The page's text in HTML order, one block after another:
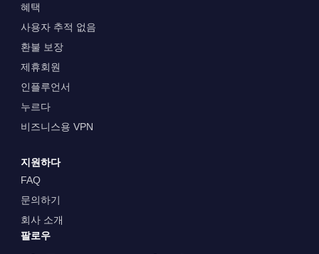
혜택
사용자 추적 없음
환불 보장
제휴회원
인플루언서
누르다
비즈니스용 VPN
지원하다
FAQ
문의하기
회사 소개
팔로우